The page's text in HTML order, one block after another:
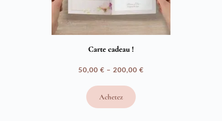
Carte cadeau !
50,00 € – 200,00 €
Plage
prix :
Achetez